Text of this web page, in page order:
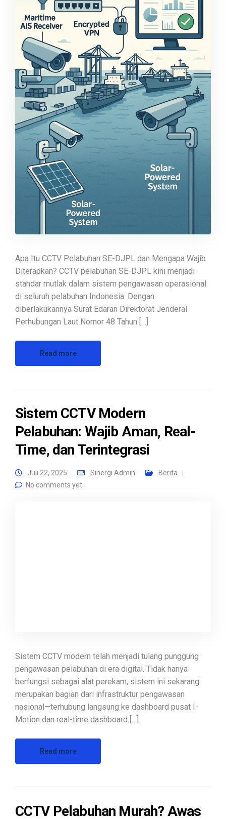
Apa Itu CCTV Pelabuhan SE-DJPL dan Mengapa Wajib
Diterapkan? CCTV pelabuhan SE-DJPL kini menjadi
standar mutlak dalam sistem pengawasan operasional
di seluruh pelabuhan Indonesia. Dengan
diberlakukannya Surat Edaran Direktorat Jenderal
Perhubungan Laut Nomor 48 Tahun […]
Read more
Sistem CCTV Modern
Pelabuhan: Wajib Aman, Real-
Time, dan Terintegrasi
Juli 22, 2025 Sinergi Admin
Berita
No comments yet
Sistem CCTV modern telah menjadi tulang punggung
pengawasan pelabuhan di era digital. Tidak hanya
berfungsi sebagai alat perekam, sistem ini sekarang
merupakan bagian dari infrastruktur pengawasan
nasional—terhubung langsung ke dashboard pusat I-
Motion dan real-time dashboard […]
Read more
CCTV Pelabuhan Murah? Awas